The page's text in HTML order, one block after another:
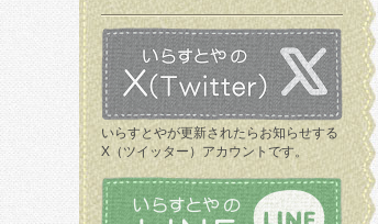
いらすとやが更新されたらお知らせする
X（ツイッター）アカウントです。